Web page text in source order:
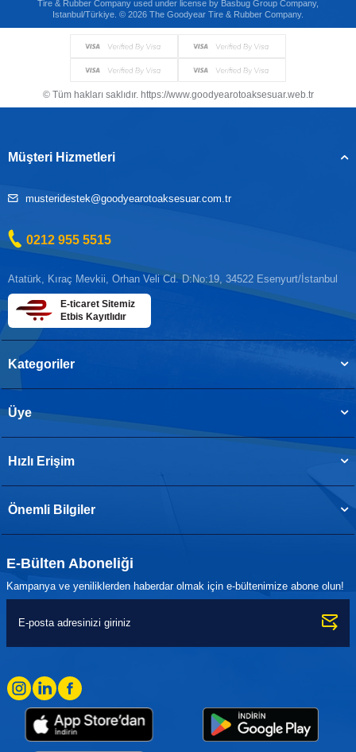
Tire & Rubber Company used under license by Basbug Group Company,
Istanbul/Türkiye. © 2026 The Goodyear Tire & Rubber Company.
© Tüm hakları saklıdır. https://www.goodyearotoaksesuar.web.tr
Müşteri Hizmetleri
musteridestek@goodyearotoaksesuar.com.tr
0212 955 5515
Atatürk, Kıraç Mevkii, Orhan Veli Cd. D:No:19, 34522 Esenyurt/İstanbul
E-ticaret Sitemiz
Etbis Kayıtlıdır
Kategoriler
Üye
Hızlı Erişim
Önemli Bilgiler
E-Bülten Aboneliği
Kampanya ve yeniliklerden haberdar olmak için e-bültenimize abone olun!